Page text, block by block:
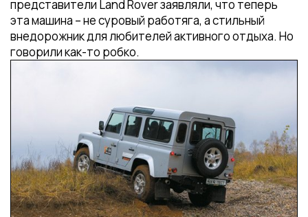
представители Land Rover заявляли, что теперь
эта машина – не суровый работяга, а стильный
внедорожник для любителей активного отдыха. Но
говорили как-то робко.